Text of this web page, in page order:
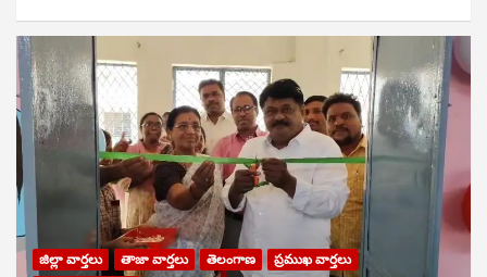
జిల్లా వార్తలు తాజా వార్తలు తెలంగాణ
ప్రముఖ వార్తలు